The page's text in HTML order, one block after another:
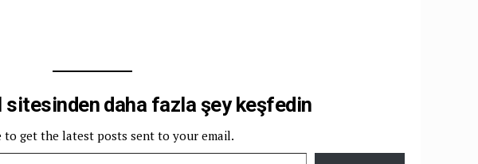
sitesinden daha fazla şey keşfedin
to get the latest posts sent to your email.